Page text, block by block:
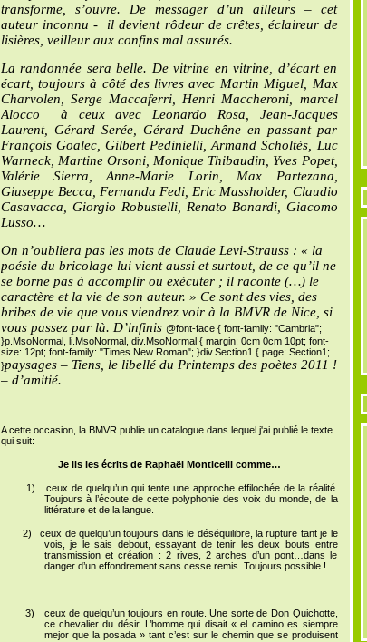
transforme, s’ouvre. De messager d’un ailleurs – cet
auteur inconnu - il devient rôdeur de crêtes, éclaireur de
lisières, veilleur aux confins mal assurés.
La randonnée sera belle. De vitrine en vitrine, d’écart en
écart, toujours à côté des livres avec Martin Miguel, Max
Charvolen, Serge Maccaferri, Henri Maccheroni, marcel
Alocco à ceux avec Leonardo Rosa, Jean-Jacques
Laurent, Gérard Serée, Gérard Duchêne en passant par
François Goalec, Gilbert Pedinielli, Armand Scholtès, Luc
Warneck, Martine Orsoni, Monique Thibaudin, Yves Popet,
Valérie Sierra, Anne-Marie Lorin, Max Partezana,
Giuseppe Becca, Fernanda Fedi, Eric Massholder, Claudio
Casavacca, Giorgio Robustelli, Renato Bonardi, Giacomo
Lusso…
On n’oubliera pas les mots de Claude Levi-Strauss : « la
poésie du bricolage lui vient aussi et surtout, de ce qu’il ne
se borne pas à accomplir ou exécuter ; il raconte (…) le
caractère et la vie de son auteur. » Ce sont des vies, des
bribes de vie que vous viendrez voir à la BMVR de Nice, si
vous passez par là. D’infinis @font-face { font-family: "Cambria";
}p.MsoNormal, li.MsoNormal, div.MsoNormal { margin: 0cm 0cm 10pt; font-
size: 12pt; font-family: "Times New Roman"; }div.Section1 { page: Section1;
}paysages – Tiens, le libellé du Printemps des poètes 2011 !
– d’amitié.
A cette occasion, la BMVR publie un catalogue dans lequel j'ai publié le texte
qui suit:
Je lis les écrits de Raphaël Monticelli comme…
1)
ceux de quelqu’un qui tente une approche effilochée de la réalité.
Toujours à l’écoute de cette polyphonie des voix du monde, de la
littérature et de la langue.
2)
ceux de quelqu’un toujours dans le déséquilibre, la rupture tant je le
vois, je le sais debout, essayant de tenir les deux bouts entre
transmission et création : 2 rives, 2 arches d’un pont…dans le
danger d’un effondrement sans cesse remis. Toujours possible !
3)
ceux de quelqu’un toujours en route. Une sorte de Don Quichotte,
ce chevalier du désir. L’homme qui disait « el camino es siempre
mejor que la posada » tant c’est sur le chemin que se produisent